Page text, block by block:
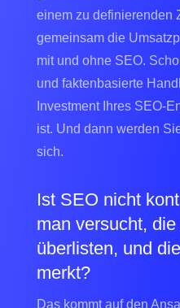
einem zu definierenden
gemeinsam die
mit und ohne SEO.
und faktenbasierte
Investment Ihres SEO-
ist. Und dann werden
sich.
Ist SEO nicht
man versucht,
überlisten, und
merkt?
Das kommt auf den